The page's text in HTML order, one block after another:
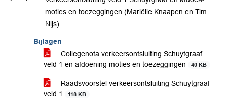
moties en toezeggingen (Mariëlle Knaapen en Tim
Nijs)
Bijlagen
Collegenota verkeersontsluiting Schuytgraaf
veld 1 en afdoening moties en toezeggingen
40 KB
Raadsvoorstel verkeersontsluiting Schuytgraaf
veld 1
118 KB